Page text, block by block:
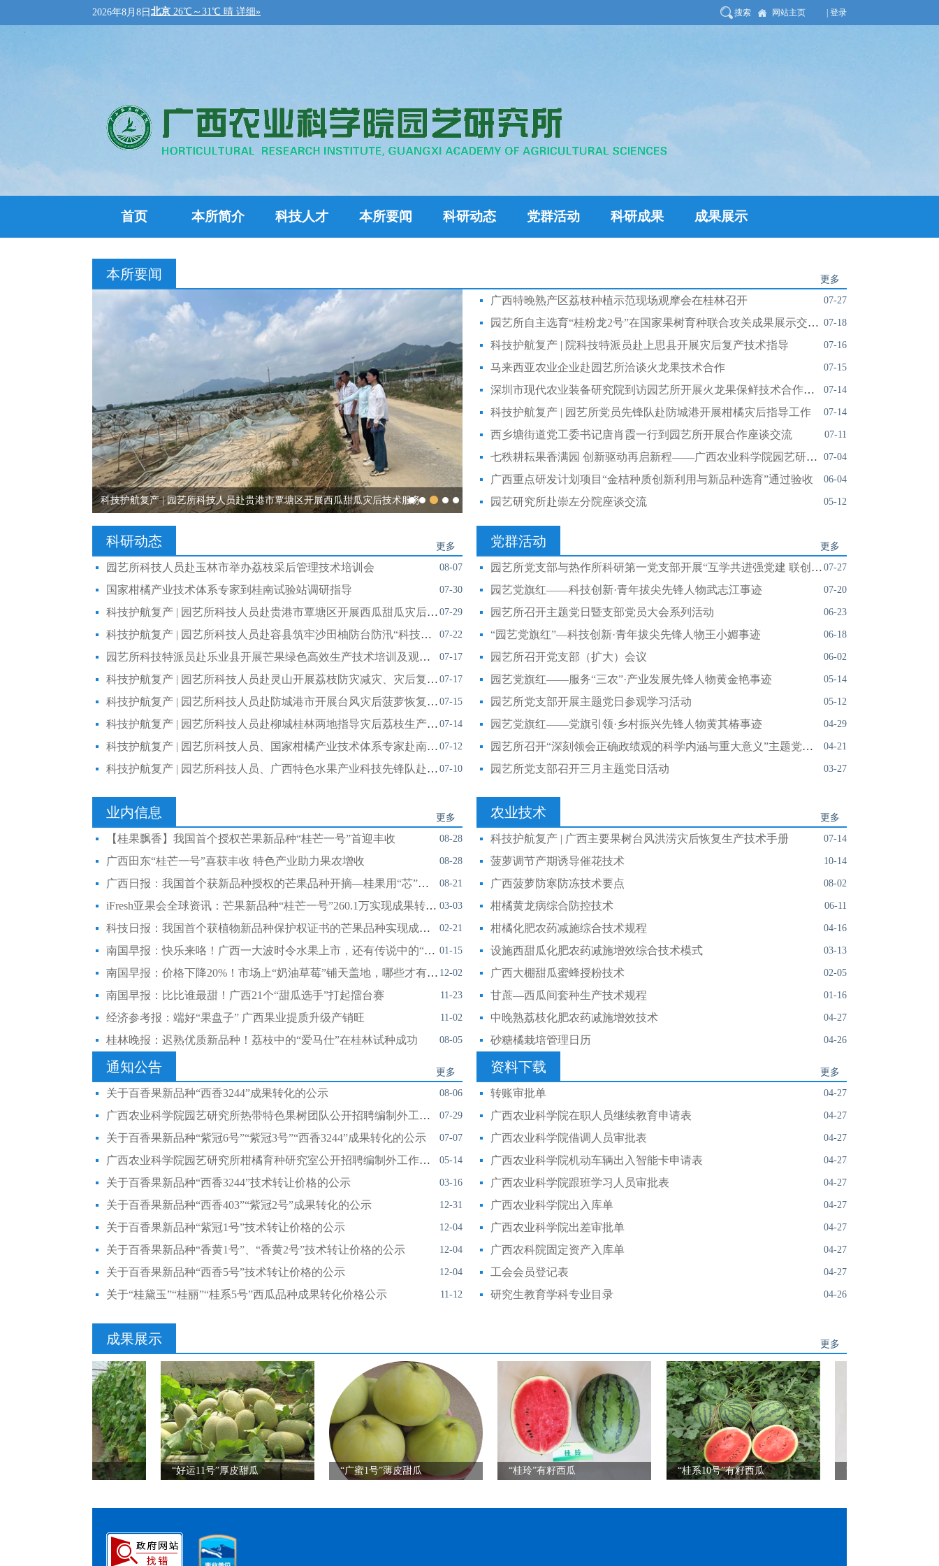
2026年8月8日 搜索 网站主页 | 登录
首页 本所简介 科技人才 本所要闻 科研动态 党群活动 科研成果 成果展示
本所要闻 更多
科技护航复产 | 园艺所科技人员赴贵港市覃塘区开展西瓜甜瓜灾后技术服务
07-27
广西特晚熟产区荔枝种植示范现场观摩会在桂林召开
07-18
园艺所自主选育“桂粉龙2号”在国家果树育种联合攻关成果展示交流活动中获选为最受欢迎的火龙果品种
07-16
科技护航复产 | 院科技特派员赴上思县开展灾后复产技术指导
07-15
马来西亚农业企业赴园艺所洽谈火龙果技术合作
07-14
深圳市现代农业装备研究院到访园艺所开展火龙果保鲜技术合作交流
07-14
科技护航复产 | 园艺所党员先锋队赴防城港开展柑橘灾后指导工作
07-11
西乡塘街道党工委书记唐肖霞一行到园艺所开展合作座谈交流
07-04
七秩耕耘果香满园 创新驱动再启新程——广西农业科学院园艺研究所举办建所70周年科技创新与成果展示会
06-04
广西重点研发计划项目“金桔种质创新利用与新品种选育”通过验收
05-12
园艺研究所赴崇左分院座谈交流
科研动态
更多
08-07
园艺所科技人员赴玉林市举办荔枝采后管理技术培训会
07-30
国家柑橘产业技术体系专家到桂南试验站调研指导
07-29
科技护航复产 | 园艺所科技人员赴贵港市覃塘区开展西瓜甜瓜灾后技术服务
07-22
科技护航复产 | 园艺所科技人员赴容县筑牢沙田柚防台防汛“科技防线”助力灾后复产
07-17
园艺所科技特派员赴乐业县开展芒果绿色高效生产技术培训及观摩会
07-17
科技护航复产 | 园艺所科技人员赴灵山开展荔枝防灾减灾、灾后复产指导工作
07-15
科技护航复产 | 园艺所科技人员赴防城港市开展台风灾后菠萝恢复生产技术指导
07-14
科技护航复产 | 园艺所科技人员赴柳城桂林两地指导灾后荔枝生产工作
07-12
科技护航复产 | 园艺所科技人员、国家柑橘产业技术体系专家赴南宁、贵港指导柑橘灾后复产工作
07-10
科技护航复产 | 园艺所科技人员、广西特色水果产业科技先锋队赴江南区开展台风灾后技术服务
党群活动
更多
07-27
园艺所党支部与热作所科研第一党支部开展“互学共进强党建 联创赋能兴农科”联合主题党日活动
07-20
园艺党旗红——科技创新·青年拔尖先锋人物武志江事迹
06-23
园艺所召开主题党日暨支部党员大会系列活动
06-18
“园艺党旗红”—科技创新·青年拔尖先锋人物王小媚事迹
06-02
园艺所召开党支部（扩大）会议
05-14
园艺党旗红——服务“三农”·产业发展先锋人物黄金艳事迹
05-12
园艺所党支部开展主题党日参观学习活动
04-29
园艺党旗红——党旗引领·乡村振兴先锋人物黄其椿事迹
04-21
园艺所召开“深刻领会正确政绩观的科学内涵与重大意义”主题党日活动
03-27
园艺所党支部召开三月主题党日活动
业内信息
更多
08-28
【桂果飘香】我国首个授权芒果新品种“桂芒一号”首迎丰收
08-28
广西田东“桂芒一号”喜获丰收 特色产业助力果农增收
08-21
广西日报：我国首个获新品种授权的芒果品种开摘—桂果用“芯”谋变
03-03
iFresh亚果会全球资讯：芒果新品种“桂芒一号”260.1万实现成果转让！口感如布丁，具有椰乳香
02-21
科技日报：我国首个获植物新品种保护权证书的芒果品种实现成果转化
01-15
南国早报：快乐来咯！广西一大波时令水果上市，还有传说中的“挂霜蜜柚”……
12-02
南国早报：价格下降20%！市场上“奶油草莓”铺天盖地，哪些才有奶油味？
11-23
南国早报：比比谁最甜！广西21个“甜瓜选手”打起擂台赛
11-02
经济参考报：端好“果盘子” 广西果业提质升级产销旺
08-05
桂林晚报：迟熟优质新品种！荔枝中的“爱马仕”在桂林试种成功
农业技术
更多
07-14
科技护航复产 | 广西主要果树台风洪涝灾后恢复生产技术手册
10-14
菠萝调节产期诱导催花技术
08-02
广西菠萝防寒防冻技术要点
06-11
柑橘黄龙病综合防控技术
04-16
柑橘化肥农药减施综合技术规程
03-13
设施西甜瓜化肥农药减施增效综合技术模式
02-05
广西大棚甜瓜蜜蜂授粉技术
01-16
甘蔗—西瓜间套种生产技术规程
04-27
中晚熟荔枝化肥农药减施增效技术
04-26
砂糖橘栽培管理日历
通知公告
更多
08-06
关于百香果新品种“西香3244”成果转化的公示
07-29
广西农业科学院园艺研究所热带特色果树团队公开招聘编制外工作人员招聘启事
07-07
关于百香果新品种“紫冠6号”“紫冠3号”“西香3244”成果转化的公示
05-14
广西农业科学院园艺研究所柑橘育种研究室公开招聘编制外工作人员启事
03-16
关于百香果新品种“西香3244”技术转让价格的公示
12-31
关于百香果新品种“西香403”“紫冠2号”成果转化的公示
12-04
关于百香果新品种“紫冠1号”技术转让价格的公示
12-04
关于百香果新品种“香黄1号”、“香黄2号”技术转让价格的公示
12-04
关于百香果新品种“西香5号”技术转让价格的公示
11-12
关于“桂黛玉”“桂丽”“桂系5号”西瓜品种成果转化价格公示
资料下载
更多
04-27
转账审批单
04-27
广西农业科学院在职人员继续教育申请表
04-27
广西农业科学院借调人员审批表
04-27
广西农业科学院机动车辆出入智能卡申请表
04-27
广西农业科学院跟班学习人员审批表
04-27
广西农业科学院出入库单
04-27
广西农业科学院出差审批单
04-27
广西农科院固定资产入库单
04-27
工会会员登记表
04-26
研究生教育学科专业目录
成果展示 更多
“好运11号”厚皮甜瓜 “广蜜1号”薄皮甜瓜 “桂玲”有籽西瓜 “桂系10号”有籽西瓜 “桂红玉”有籽西瓜